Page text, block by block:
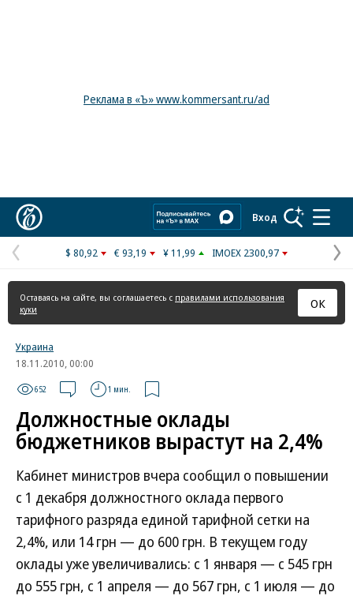
Реклама в «Ъ» www.kommersant.ru/ad
Вход
Предыдущая
страница
$ 80,92 € 93,19 ¥ 11,99 IMOEX 2300,97
Оставаясь на сайте, вы соглашаетесь с правилами использования
куки
ОК
Украина
18.11.2010, 00:00
652 1 мин.
Должностные оклады
бюджетников вырастут на 2,4%
Кабинет министров вчера сообщил о повышении
с 1 декабря должностного оклада первого
тарифного разряда единой тарифной сетки на
2,4%, или 14 грн — до 600 грн. В текущем году
оклады уже увеличивались: с 1 января — с 545 грн
до 555 грн, с 1 апреля — до 567 грн, с 1 июля — до